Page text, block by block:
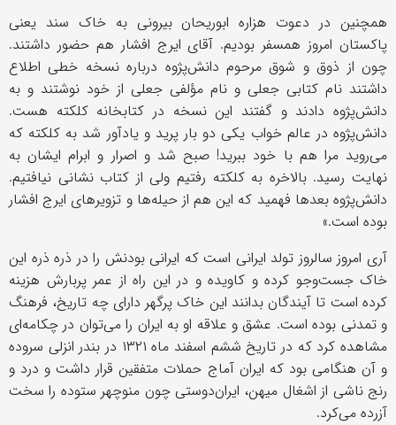
همچنین در دعوت هزاره ابوریحان بیرونی به خاک سند یعنی
پاکستان امروز همسفر بودیم. آقای ایرج افشار هم حضور داشتند.
چون از ذوق و شوق مرحوم دانش‌پژوه درباره نسخه خطی اطلاع
داشتند نام کتابی جعلی و نام مؤلفی جعلی از خود نوشتند و به
دانش‌پژوه دادند و گفتند این نسخه در کتابخانه کلکته هست.
دانش‌پژوه در عالم خواب یکی دو بار پرید و یادآور شد به کلکته که
می‌روید مرا هم با خود ببرید! صبح شد و اصرار و ابرام ایشان به
نهایت رسید. بالاخره به کلکته رفتیم ولی از کتاب نشانی نیافتیم.
دانش‌پژوه بعدها فهمید که این هم از حیله‌ها و تزویر‌های ایرج افشار
بوده است.»
آری امروز سالروز تولد ایرانی است که ایرانی بودنش را در ذره ذره این
خاک جست‌وجو کرده و کاویده و در این راه از عمر پربارش هزینه
کرده است تا آیندگان بدانند این خاک پرگهر دارای چه تاریخ، فرهنگ
و تمدنی بوده است. عشق و علاقه او به ایران را می‌توان در چکامه‌ای
مشاهده کرد که در تاریخ ششم اسفند ماه ۱۳۲۱ در بندر انزلی سروده‌
و آن هنگامی بود که ایران آماج حملات متفقین قرار داشت و درد و
رنج ناشی از اشغال میهن، ایران‌دوستی چون منوچهر ستوده را سخت
آزرده می‌کرد.